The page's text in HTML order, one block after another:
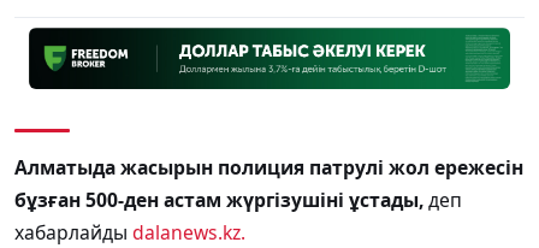
Алматыда жасырын полиция патрулі жол ережесін
бұзған 500-ден астам жүргізушіні ұстады,деп
хабарлайды dalanews.kz.